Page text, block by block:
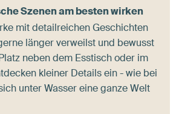
Szenen am besten wirken
mit detailreichen Geschichten
länger verweilst und bewusst
neben dem Esstisch oder im
kleiner Details ein - wie bei
unter Wasser eine ganze Welt